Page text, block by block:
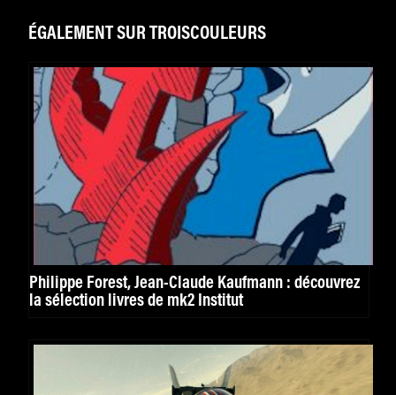
ÉGALEMENT SUR TROISCOULEURS
Philippe Forest, Jean-Claude Kaufmann : découvrez
la sélection livres de mk2 Institut